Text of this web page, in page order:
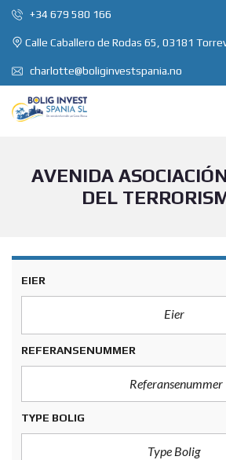
+34 679 580 166
Calle Caballero de Rodas 65, 03181
charlotte@boliginvestspania.no
AVENIDA
DEL
EIER
Eier
REFERANSENUMMER
TYPE BOLIG
Type Bolig